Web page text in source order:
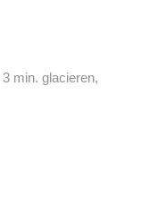
min. glacieren,